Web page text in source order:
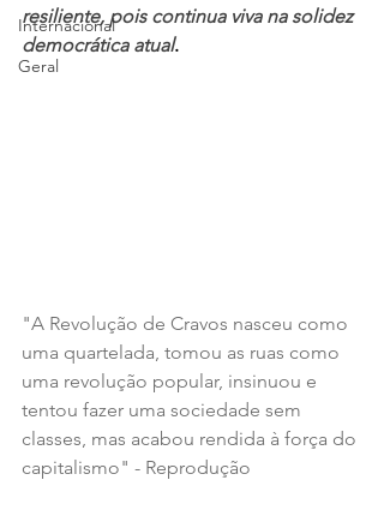
Internacional
Geral
resiliente, pois continua viva na solidez
democrática atual.
"A Revolução de Cravos nasceu como
uma quartelada, tomou as ruas como
uma revolução popular, insinuou e
tentou fazer uma sociedade sem
classes, mas acabou rendida à força do
capitalismo" - Reprodução